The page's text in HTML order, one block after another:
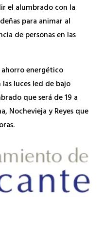
el alumbrado con la
para animar al
de personas en las
energético
luces led de bajo
que será de 19 a
Nochevieja y Reyes que